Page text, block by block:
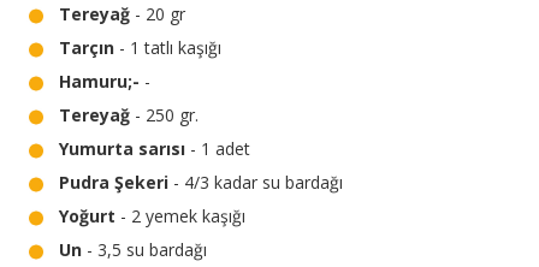
Tereyağ - 20 gr
Tarçın - 1 tatlı kaşığı
Hamuru;- -
Tereyağ - 250 gr.
Yumurta sarısı - 1 adet
Pudra Şekeri - 4/3 kadar su bardağı
Yoğurt - 2 yemek kaşığı
Un - 3,5 su bardağı